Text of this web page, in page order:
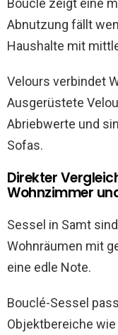
Bouclé zeigt eine
Abnutzung fällt
Haushalte mit
Velours verbindet
Ausgerüstete
Abriebwerte und
Sofas.
Direkter
Wohnzimmer
Sessel in Samt
Wohnräumen mit
eine edle Note.
Bouclé-Sessel
Objektbereiche